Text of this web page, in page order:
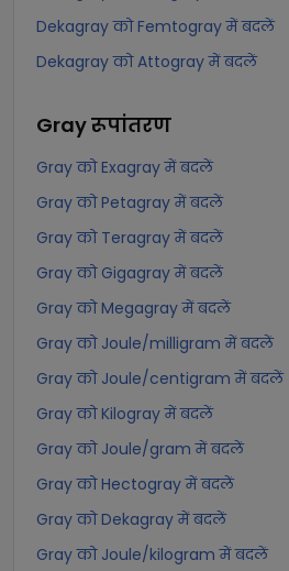
Dekagray को Femtogray में बदलें
Dekagray को Attogray में बदलें
Grayरूपांतरण
Gray को Exagray में बदलें
Gray को Petagray में बदलें
Gray को Teragray में बदलें
Gray को Gigagray में बदलें
Gray को Megagray में बदलें
Gray को Joule/milligram में बदलें
Gray को Joule/centigram में बदलें
Gray को Kilogray में बदलें
Gray को Joule/gram में बदलें
Gray को Hectogray में बदलें
Gray को Dekagray में बदलें
Gray को Joule/kilogram में बदलें